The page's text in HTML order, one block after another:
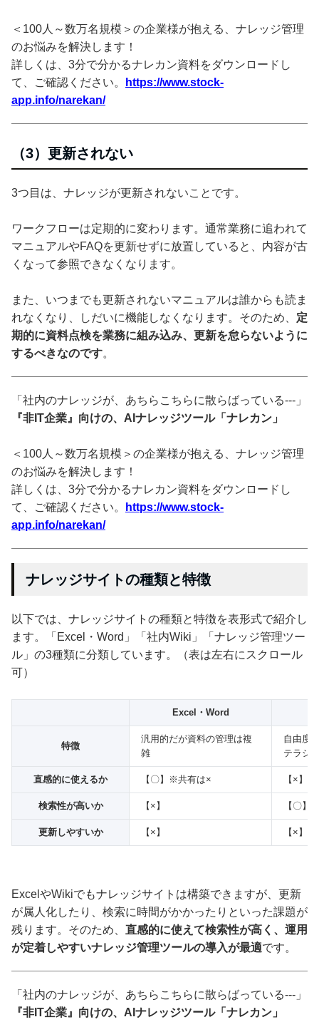
＜100人～数万名規模＞の企業様が抱える、ナレッジ管理
のお悩みを解決します！
詳しくは、3分で分かるナレカン資料をダウンロードし
て、ご確認ください。
https://www.stock-
app.info/narekan/
（3）更新されない
3つ目は、ナレッジが更新されないことです。
ワークフローは定期的に変わります。通常業務に追われて
マニュアルやFAQを更新せずに放置していると、内容が古
くなって参照できなくなります。
また、いつまでも更新されないマニュアルは誰からも読ま
れなくなり、しだいに機能しなくなります。そのため、 定
期的に資料点検を業務に組み込み、更新を怠らないように
するべきなのです。
「社内のナレッジが、あちらこちらに散らばっている---」
『非IT企業』向けの、AIナレッジツール「ナレカン」
＜100人～数万名規模＞の企業様が抱える、ナレッジ管理
のお悩みを解決します！
詳しくは、3分で分かるナレカン資料をダウンロードし
て、ご確認ください。
https://www.stock-
app.info/narekan/
ナレッジサイトの種類と特徴
以下では、ナレッジサイトの種類と特徴を表形式で紹介し
ます。「Excel・Word」「社内Wiki」「ナレッジ管理ツー
ル」の3種類に分類しています。（表は左右にスクロール
可）
Excel・Word
特徴
汎用的だが資料の管理は複
雑
自由度
テラシ
直感的に使えるか 【〇】※共有は× 【×】
検索性が高いか 【×】 【〇】
更新しやすいか 【×】 【×】
ExcelやWikiでもナレッジサイトは構築できますが、更新
が属人化したり、検索に時間がかかったりといった課題が
残ります。そのため、 直感的に使えて検索性が高く、運用
が定着しやすいナレッジ管理ツールの導入が最適です。
「社内のナレッジが、あちらこちらに散らばっている---」
『非IT企業』向けの、AIナレッジツール「ナレカン」